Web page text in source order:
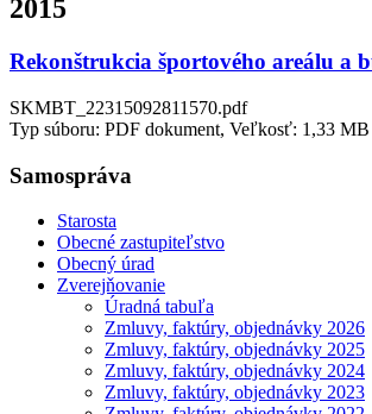
2015
Rekonštrukcia športového areálu a
SKMBT_22315092811570.pdf
Typ súboru: PDF dokument, Veľkosť: 1,33 MB
Samospráva
Starosta
Obecné zastupiteľstvo
Obecný úrad
Zverejňovanie
Úradná tabuľa
Zmluvy, faktúry, objednávky 2026
Zmluvy, faktúry, objednávky 2025
Zmluvy, faktúry, objednávky 2024
Zmluvy, faktúry, objednávky 2023